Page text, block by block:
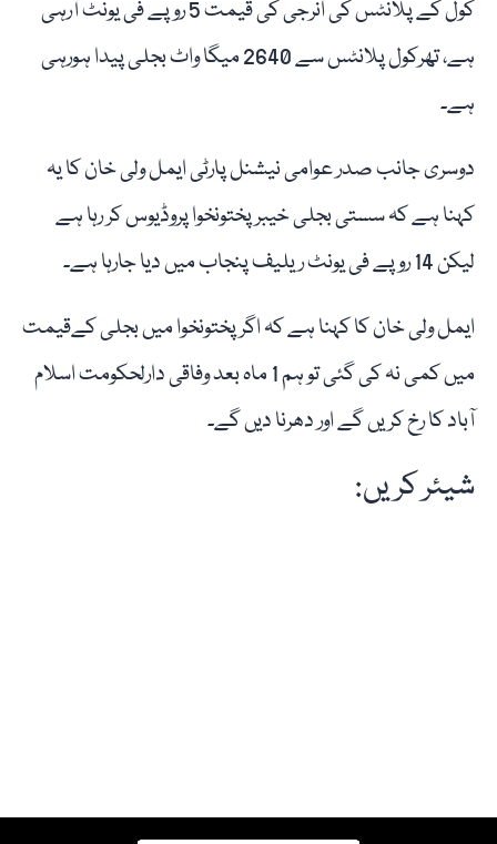
کول کے پلانٹس کی انرجی کی قیمت 5 روپے فی یونٹ آرہی
ہے، تھرکول پلانٹس سے 2640 میگا واٹ بجلی پیدا ہورہی
ہے۔
دوسری جانب صدر عوامی نیشنل پارٹی ایمل ولی خان کا یہ
کہنا ہے کہ سستی بجلی خیبر پختونخوا پروڈیوس کر رہا ہے
لیکن 14 روپے فی یونٹ ریلیف پنجاب میں دیا جارہا ہے۔
ایمل ولی خان کا کہنا ہے کہ اگر پختونخوا میں بجلی کےقیمت
میں کمی نہ کی گئی تو ہم 1 ماہ بعد وفاقی دارلحکومت اسلام
آباد کا رخ کریں گے اور دھرنا دیں گے۔
شیئر کریں: